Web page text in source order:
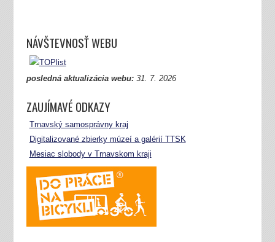
NÁVŠTEVNOSŤ WEBU
posledná aktualizácia webu:31. 7. 2026
ZAUJÍMAVÉ ODKAZY
Trnavský samosprávny kraj
Digitalizované zbierky múzeí a galérií TTSK
Mesiac slobody v Trnavskom kraji